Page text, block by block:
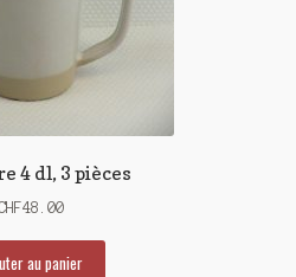
4 dl, 3 pièces
48.00
au panier